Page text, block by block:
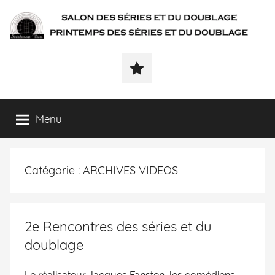
SÉRIALEMENT-
séries
et
doublage
séries
Menu
Catégorie : ARCHIVES VIDEOS
2e Rencontres des séries et du
doublage